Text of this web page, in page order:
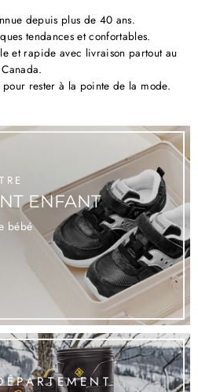
depuis plus de 40 ans.
tendances et confortables.
et rapide avec livraison partout au
Canada.
pour rester à la pointe de la mode.
ENFANT
bébé